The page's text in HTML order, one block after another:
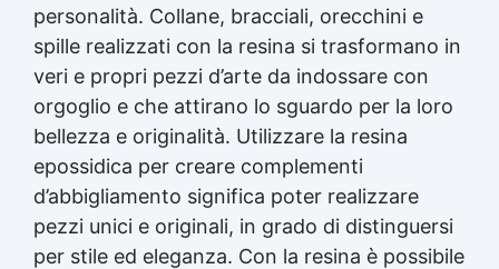
personalità. Collane, bracciali, orecchini e
spille realizzati con la resina si trasformano in
veri e propri pezzi d’arte da indossare con
orgoglio e che attirano lo sguardo per la loro
bellezza e originalità. Utilizzare la resina
epossidica per creare complementi
d’abbigliamento significa poter realizzare
pezzi unici e originali, in grado di distinguersi
per stile ed eleganza. Con la resina è possibile